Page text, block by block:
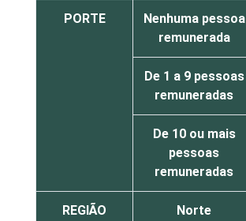
PORTE
Nenhuma pessoa
remunerada
De 1 a 9 pessoas
remuneradas
De 10 ou mais
pessoas
remuneradas
REGIÃO Norte